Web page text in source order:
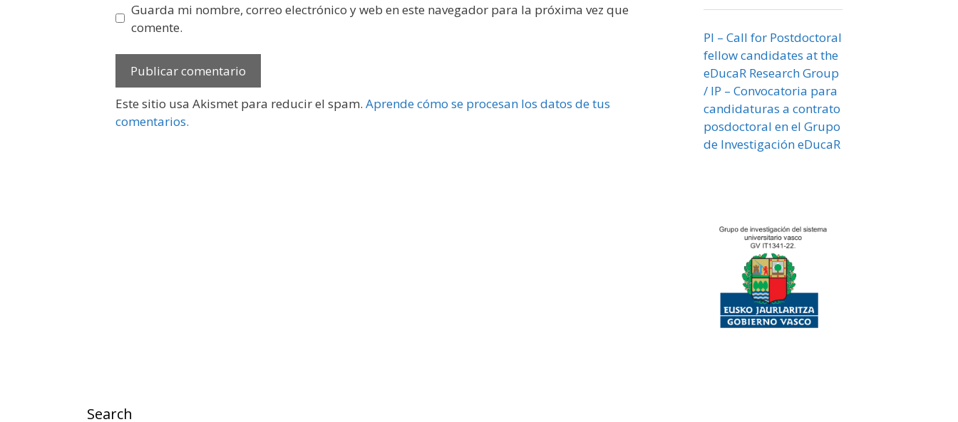
Guarda mi nombre, correo electrónico y web en este navegador para la próxima vez que
comente.
Este sitio usa Akismet para reducir el spam. Aprende cómo se procesan los datos de tus
comentarios.
PI – Call for Postdoctoral
fellow candidates at the
eDucaR Research Group
/ IP – Convocatoria para
candidaturas a contrato
posdoctoral en el Grupo
de Investigación eDucaR
Search